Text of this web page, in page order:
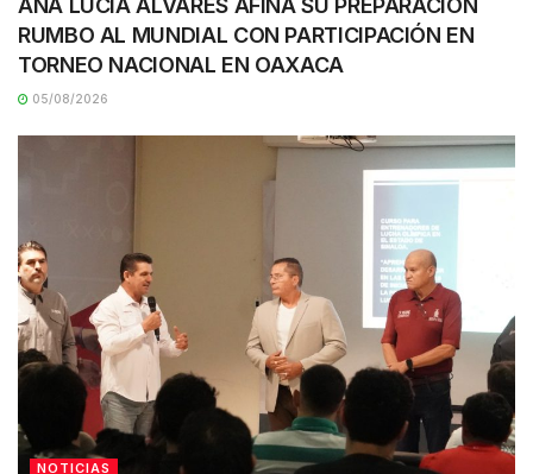
ANA LUCÍA ÁLVARES AFINA SU PREPARACIÓN
RUMBO AL MUNDIAL CON PARTICIPACIÓN EN
TORNEO NACIONAL EN OAXACA
05/08/2026
NOTICIAS